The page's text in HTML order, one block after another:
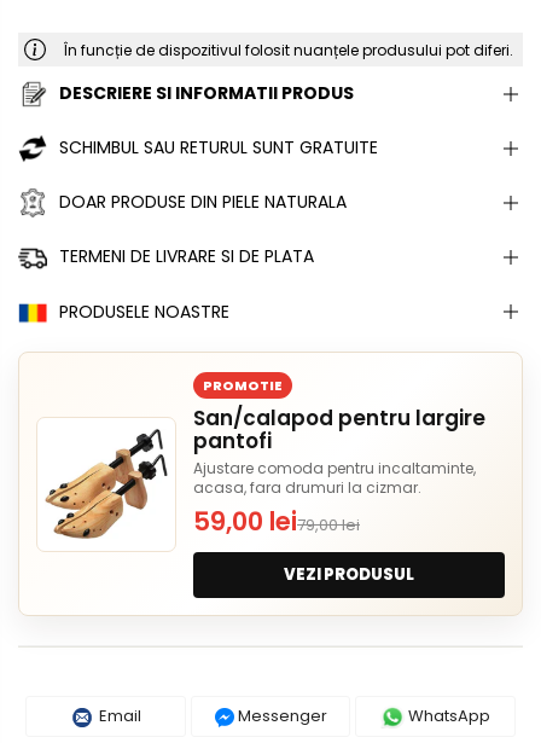
În funcție de dispozitivul folosit nuanțele produsului pot diferi.
DESCRIERE SI INFORMATII PRODUS
SCHIMBUL SAU RETURUL SUNT GRATUITE
DOAR PRODUSE DIN PIELE NATURALA
TERMENI DE LIVRARE SI DE PLATA
PRODUSELE NOASTRE
PROMOTIE
San/calapod pentru largire
pantofi
Ajustare comoda pentru incaltaminte,
acasa, fara drumuri la cizmar.
59,00 lei79,00 lei
VEZI PRODUSUL
Email Messenger WhatsApp